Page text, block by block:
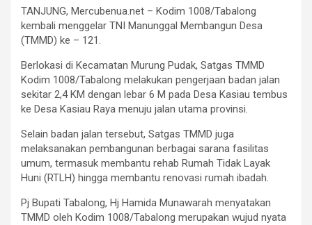
TANJUNG, Mercubenua.net – Kodim 1008/Tabalong
kembali menggelar TNI Manunggal Membangun Desa
(TMMD) ke – 121.
Berlokasi di Kecamatan Murung Pudak, Satgas TMMD
Kodim 1008/Tabalong melakukan pengerjaan badan jalan
sekitar 2,4 KM dengan lebar 6 M pada Desa Kasiau tembus
ke Desa Kasiau Raya menuju jalan utama provinsi.
Selain badan jalan tersebut, Satgas TMMD juga
melaksanakan pembangunan berbagai sarana fasilitas
umum, termasuk membantu rehab Rumah Tidak Layak
Huni (RTLH) hingga membantu renovasi rumah ibadah.
Pj Bupati Tabalong, Hj Hamida Munawarah menyatakan
TMMD oleh Kodim 1008/Tabalong merupakan wujud nyata